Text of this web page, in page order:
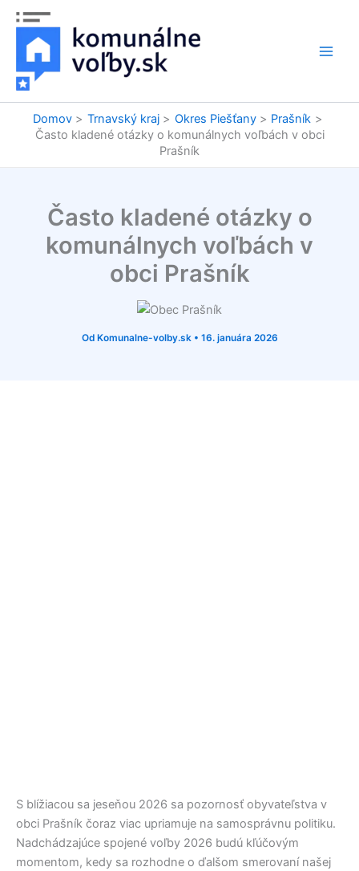
Preskočiť
obsah
Domov Trnavský kraj Okres Piešťany
Prašník
Často kladené otázky o komunálnych voľbách v obci
Prašník
Často kladené otázky o
komunálnych voľbách v
obci Prašník
Od Komunalne-volby.sk • 16. januára 2026
S blížiacou sa jeseňou 2026 sa pozornosť obyvateľstva v
obci Prašník čoraz viac upriamuje na samosprávnu politiku.
Nadchádzajúce spojené voľby 2026 budú kľúčovým
momentom, kedy sa rozhodne o ďalšom smerovaní našej